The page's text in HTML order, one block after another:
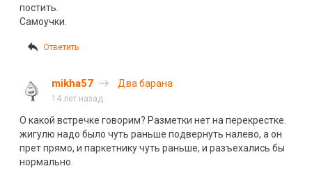
постить.
Самоучки.
Ответить
mikha57 Два барана
14 лет назад
О какой встречке говорим? Разметки нет на перекрестке.
жигулю надо было чуть раньше подвернуть налево, а он
прет прямо, и паркетнику чуть раньше, и разъехались бы
нормально.